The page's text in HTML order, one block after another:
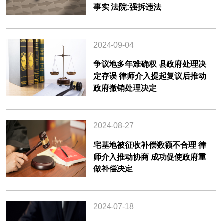
事实 法院:强拆违法
2024-09-04
争议地多年难确权 县政府处理决
定存误 律师介入提起复议后推动
政府撤销处理决定
2024-08-27
宅基地被征收补偿数额不合理 律
师介入推动协商 成功促使政府重
做补偿决定
2024-07-18